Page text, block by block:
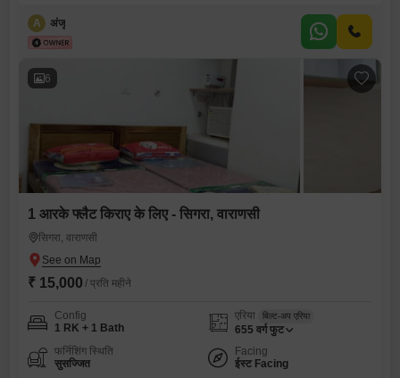
A अंजू
6
1 आरके फ्लैट किराए के लिए - सिगरा, वाराणसी
सिगरा, वाराणसी
₹ 15,000 / प्रति महीने
Config
1 RK + 1 Bath
एरिया बिल्ट-अप एरिया
655 वर्ग फुट
फर्निशिंग स्थिति
सुसज्जित
Facing
ईस्ट Facing